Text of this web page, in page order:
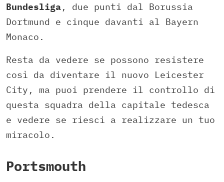
Bundesliga, due punti dal Borussia
Dortmund e cinque davanti al Bayern
Monaco.
Resta da vedere se possono resistere
così da diventare il nuovo Leicester
City, ma puoi prendere il controllo di
questa squadra della capitale tedesca
e vedere se riesci a realizzare un tuo
miracolo.
Portsmouth